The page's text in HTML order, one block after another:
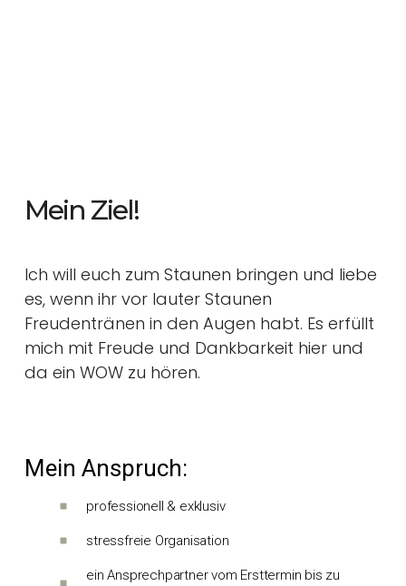
Mein Ziel!
Ich will euch zum Staunen bringen und liebe
es, wenn ihr vor lauter Staunen
Freudentränen in den Augen habt. Es erfüllt
mich mit Freude und Dankbarkeit hier und
da ein WOW zu hören.
Mein Anspruch:
professionell & exklusiv
stressfreie Organisation
ein Ansprechpartner vom Ersttermin bis zu